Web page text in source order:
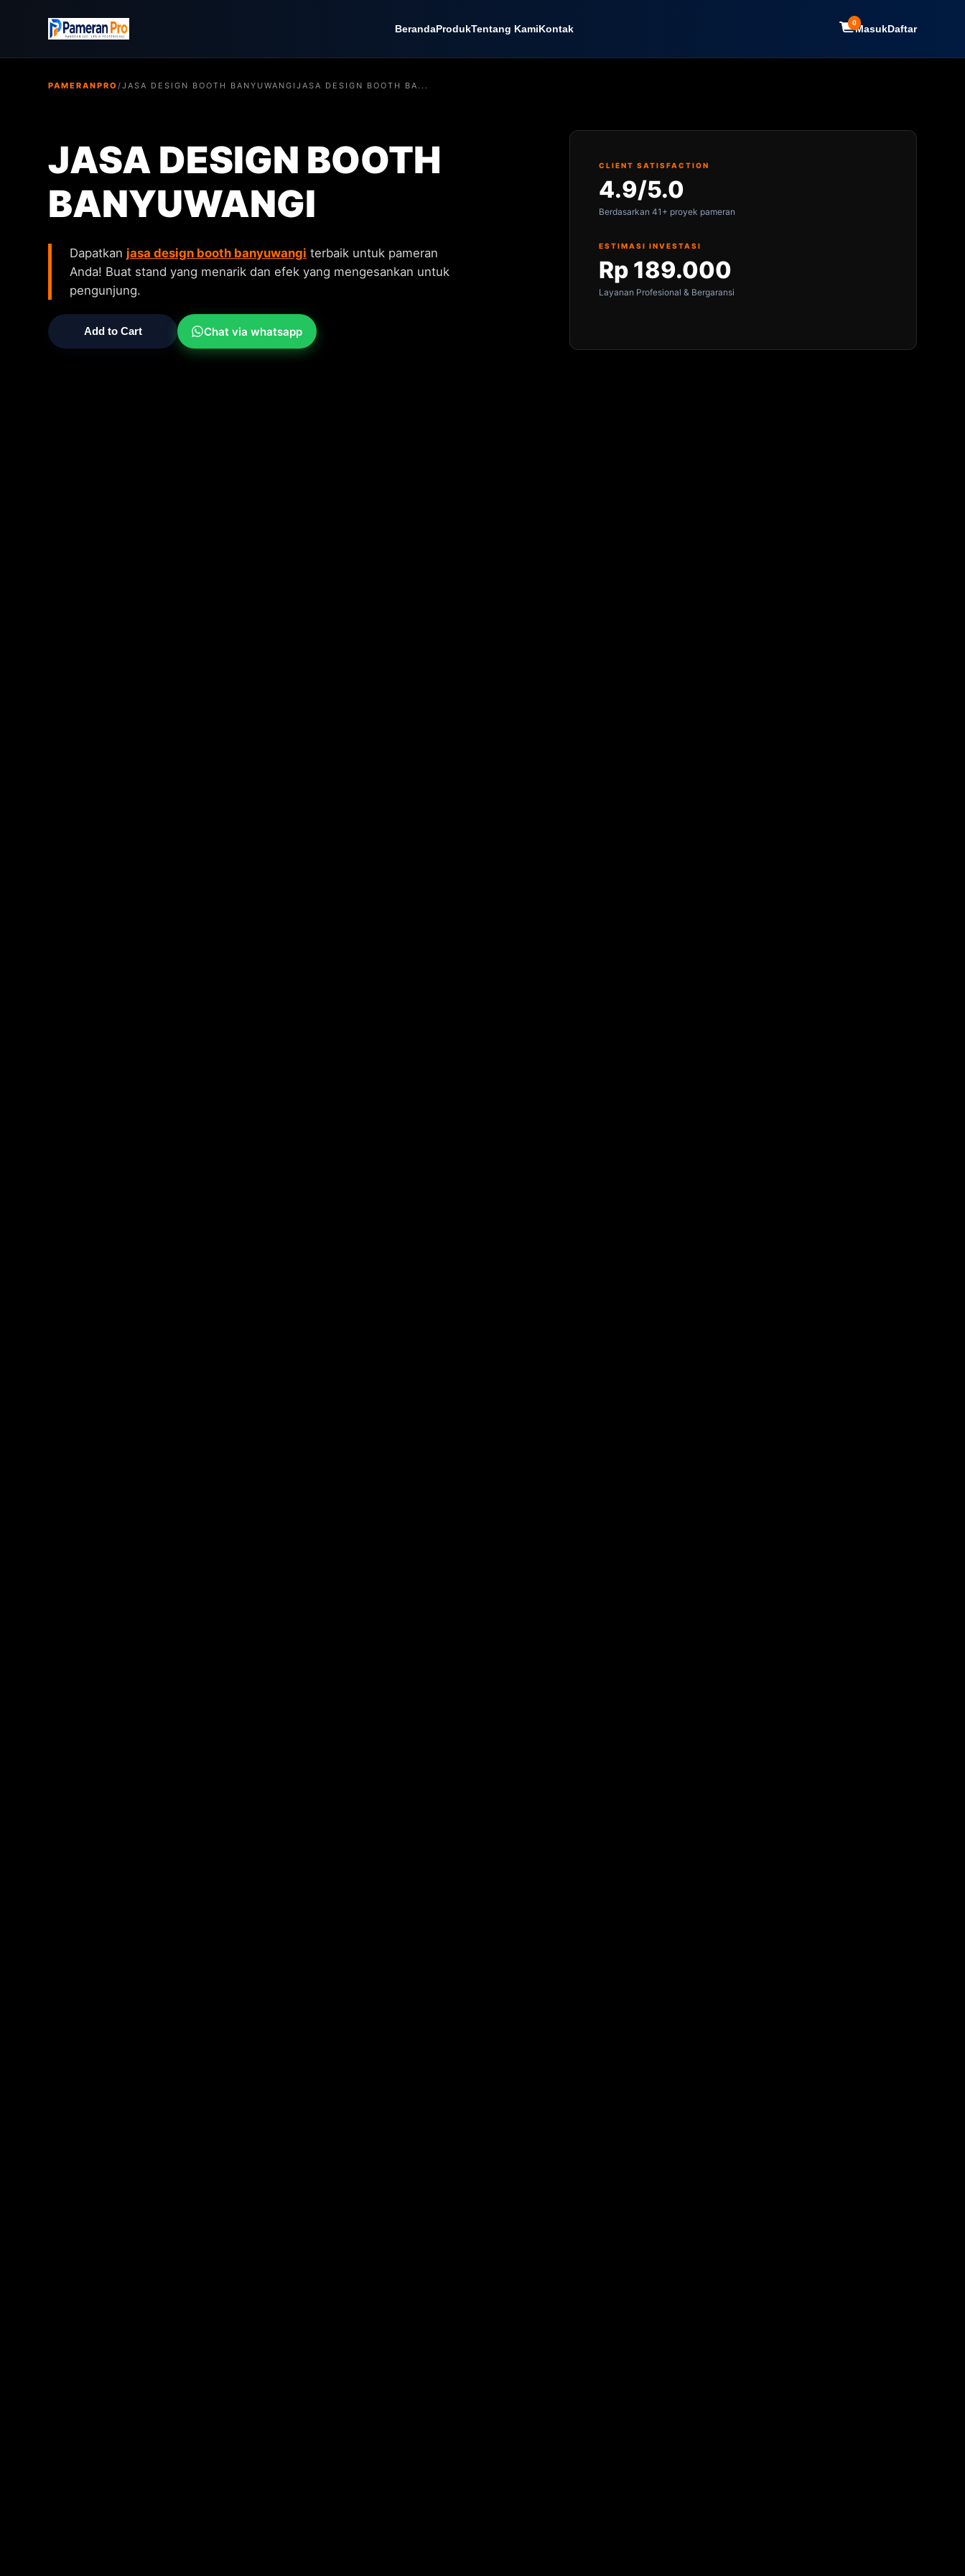
BerandaProdukTentang KamiKontak 0MasukDaftar
PAMERANPRO/JASA DESIGN BOOTH BANYUWANGIJASA DESIGN BOOTH BA...
JASA DESIGN BOOTH
BANYUWANGI
Dapatkan jasa design booth banyuwangi terbaik untuk pameran
Anda! Buat stand yang menarik dan efek yang mengesankan untuk
pengunjung.
Add to Cart Chat via whatsapp
CLIENT SATISFACTION
4.9/5.0
Berdasarkan 41+ proyek pameran
ESTIMASI INVESTASI
Rp 189.000
Layanan Profesional & Bergaransi